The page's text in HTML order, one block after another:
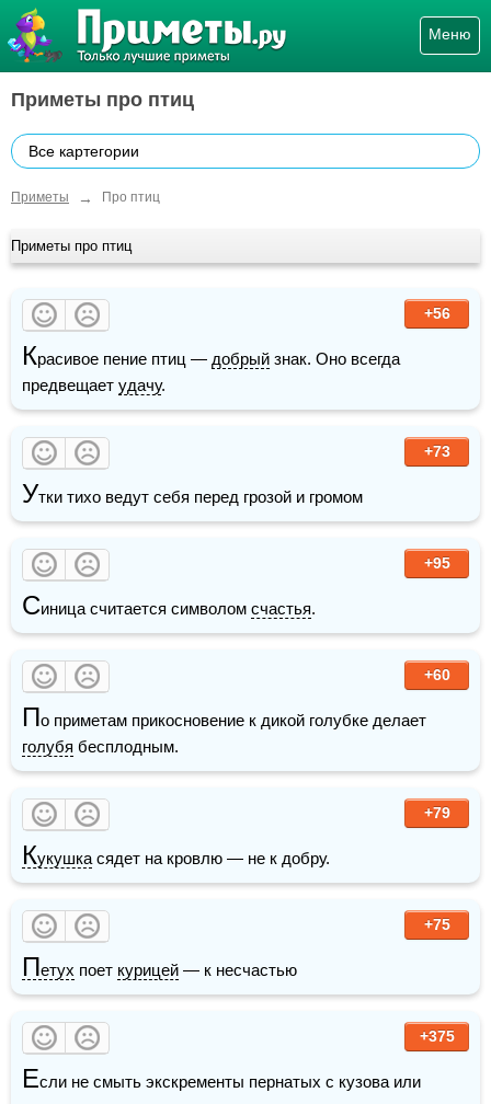
Меню
Приметы про птиц
Все картегории
Приметы → Про птиц
Приметы про птиц
+56
Красивое пение птиц — добрый знак. Оно всегда
предвещает удачу.
+73
Утки тихо ведут себя перед грозой и громом
+95
Синица считается символом счастья.
+60
П
голубя бесплодным.
+79
Кукушка сядет на кровлю — не к добру.
+75
Петух поет курицей — к несчастью
+375
Если не смыть экскременты пернатых с кузова или